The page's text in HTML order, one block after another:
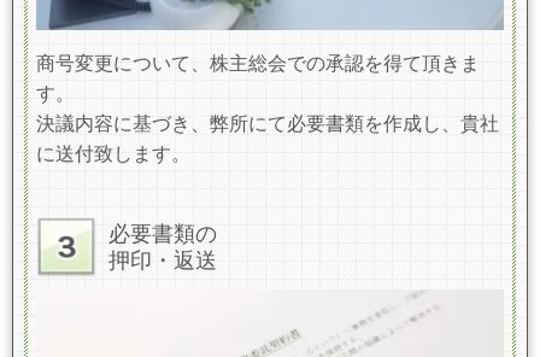
商号変更について、株主総会での承認を得て頂きま
す。
決議内容に基づき、弊所にて必要書類を作成し、貴社
に送付致します。
必要書類の
押印・返送